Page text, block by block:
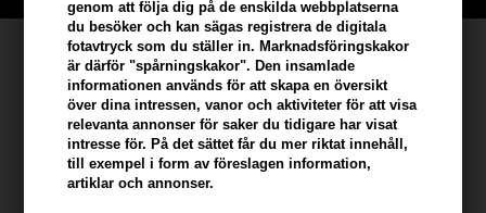
genom att följa dig på de enskilda webbplatserna
du besöker och kan sägas registrera de digitala
fotavtryck som du ställer in. Marknadsföringskakor
är därför "spårningskakor". Den insamlade
informationen används för att skapa en översikt
över dina intressen, vanor och aktiviteter för att visa
relevanta annonser för saker du tidigare har visat
intresse för. På det sättet får du mer riktat innehåll,
till exempel i form av föreslagen information,
artiklar och annonser.
Kundservice
Hair247
Frisenborgvej 6A
DK-7800 Skive
info@hair247.se